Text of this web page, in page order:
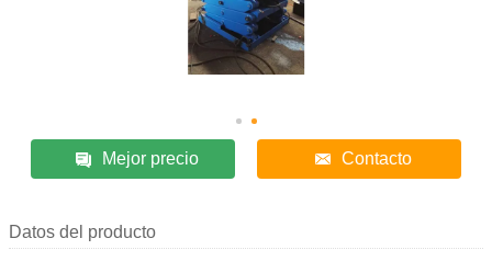
Mejor precio Contacto
Datos del producto